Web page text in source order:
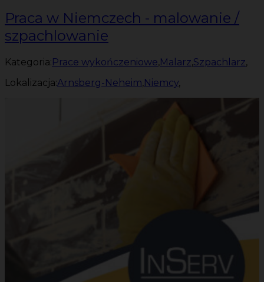
Praca w Niemczech - malowanie /
szpachlowanie
Kategoria:Prace wykończeniowe,Malarz,Szpachlarz,
Lokalizacja:Arnsberg-Neheim,Niemcy,